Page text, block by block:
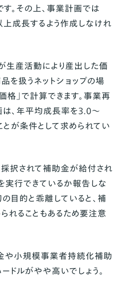
。その上、事業計画では
上成長するよう作成しなけれ
生産活動により産出した価
を扱うネットショップの場
」で計算できます。事業再
、年平均成長率を3.0〜
が条件として求められてい
採択されて補助金が給付され
実行できているか報告しな
目的と乖離していると、補
れることもあるため要注意
や小規模事業者持続化補助
ドルがやや高いでしょう。